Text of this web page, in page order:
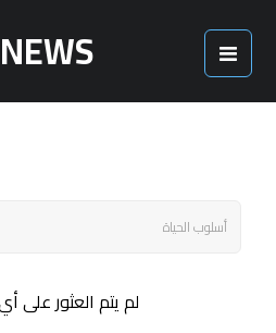
NEWS ٢
لم يتم العثور